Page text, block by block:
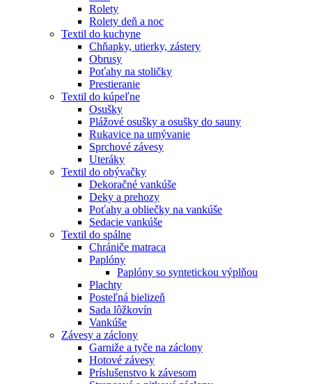
Rolety
Rolety deň a noc
Textil do kuchyne
Chňapky, utierky, zástery
Obrusy
Poťahy na stoličky
Prestieranie
Textil do kúpeľne
Osušky
Plážové osušky a osušky do sauny
Rukavice na umývanie
Sprchové závesy
Uteráky
Textil do obývačky
Dekoračné vankúše
Deky a prehozy
Poťahy a obliečky na vankúše
Sedacie vankúše
Textil do spálne
Chrániče matraca
Paplóny
Paplóny so syntetickou výplňou
Plachty
Posteľná bielizeň
Sada lôžkovín
Vankúše
Závesy a záclony
Garniže a tyče na záclony
Hotové závesy
Príslušenstvo k závesom